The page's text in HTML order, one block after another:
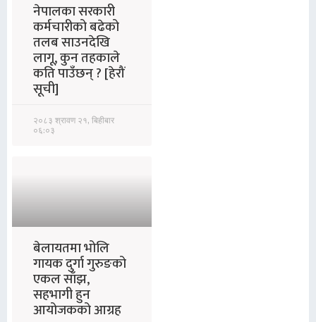
नेपालका सरकारी
कर्मचारीको बढेको
तलब साउनदेखि
लागू, कुन तहकाले
कति पाउँछन् ? [हेरौं
सूची]
२०८३ श्रावण २१, बिहीबार
०६:०३
बेलायतमा भोलि
गायक दुर्गा गुरुङको
एकल साँझ,
सहभागी हुन
आयोजकको आग्रह